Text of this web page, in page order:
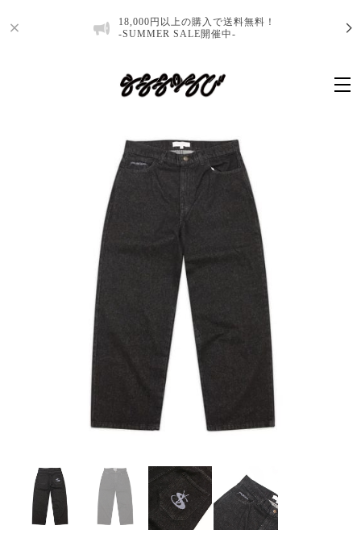
18,000円以上の購入で送料無料！
-SUMMER SALE開催中-